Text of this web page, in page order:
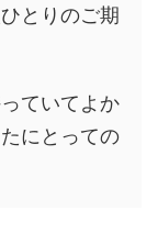
とりのご期
ていてよか
にとっての